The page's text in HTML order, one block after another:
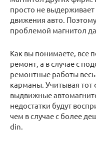
просто не
движения авто.
проблемой магнитол
Как вы понимаете, все
ремонт, а в случае с
ремонтные работы
карманы. Учитывая тот
выдвижные
недостатки будут
чем в случае с более
din.